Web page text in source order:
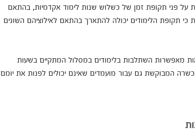
על פני תקופת זמן של כשלוש שנות לימוד אקדמיות, בהתאם
תקופת הלימודים יכולה להתארך בהתאם לאילוציהם השונים
מאפשרות השתלבות בלימודים במסלול המתקיים בשעות
המבוקשת גם עבור מועמדים שאינם יכולים לפנות את יומם